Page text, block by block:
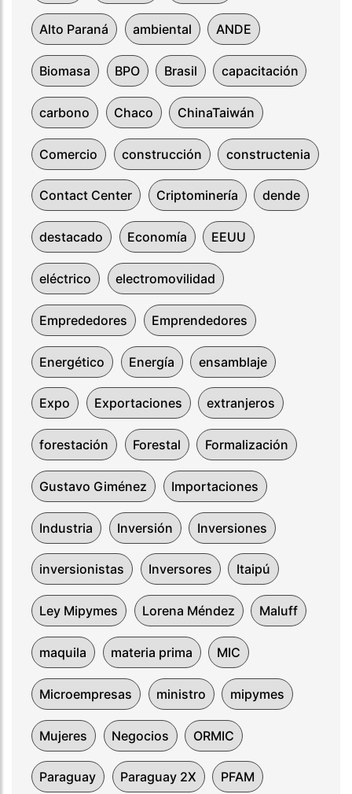
Alto Paraná ambiental ANDE
Biomasa BPO Brasil capacitación
carbono Chaco ChinaTaiwán
Comercio construcción constructenia
Contact Center Criptominería dende
destacado Economía EEUU
eléctrico electromovilidad
Emprededores Emprendedores
Energético Energía ensamblaje
Expo Exportaciones extranjeros
forestación Forestal Formalización
Gustavo Giménez Importaciones
Industria Inversión Inversiones
inversionistas Inversores Itaipú
Ley Mipymes Lorena Méndez Maluff
maquila materia prima MIC
Microempresas ministro mipymes
Mujeres Negocios ORMIC
Paraguay Paraguay 2X PFAM